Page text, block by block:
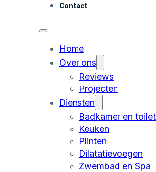
Contact
Home
Over ons
Reviews
Projecten
Diensten
Badkamer en toilet
Keuken
Plinten
Dilatatievoegen
Zwembad en Spa